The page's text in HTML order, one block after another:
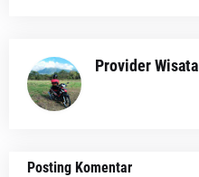
Provider Wisata
Posting Komentar